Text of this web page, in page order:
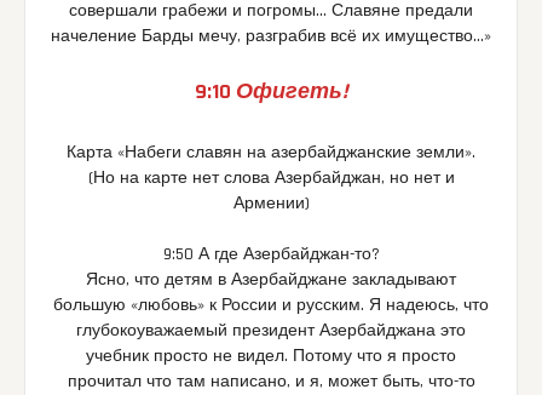
совершали грабежи и погромы… Славяне предали
начеление Барды мечу, разграбив всё их имущество…»
9:10 Офигеть!
Карта «Набеги славян на азербайджанские земли».
(Но на карте нет слова Азербайджан, но нет и
Армении)
9:50 А где Азербайджан-то?
Ясно, что детям в Азербайджане закладывают
большую «любовь» к России и русским. Я надеюсь, что
глубокоуважаемый президент Азербайджана это
учебник просто не видел. Потому что я просто
прочитал что там написано, и я, может быть, что-то